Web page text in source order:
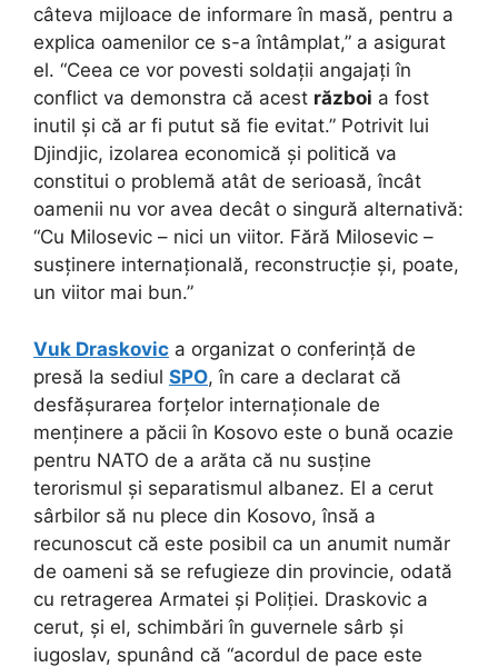
câteva mijloace de informare în masă, pentru a
explica oamenilor ce s-a întâmplat,” a asigurat
el. “Ceea ce vor povesti soldații angajați în
conflict va demonstra că acest război a fost
inutil și că ar fi putut să fie evitat.” Potrivit lui
Djindjic, izolarea economică și politică va
constitui o problemă atât de serioasă, încât
oamenii nu vor avea decât o singură alternativă:
“Cu Milosevic – nici un viitor. Fără Milosevic –
susținere internațională, reconstrucție și, poate,
un viitor mai bun.”
Vuk Draskovic a organizat o conferință de
presă la sediul SPO, în care a declarat că
desfășurarea forțelor internaționale de
menținere a păcii în Kosovo este o bună ocazie
pentru NATO de a arăta că nu susține
terorismul și separatismul albanez. El a cerut
sârbilor să nu plece din Kosovo, însă a
recunoscut că este posibil ca un anumit număr
de oameni să se refugieze din provincie, odată
cu retragerea Armatei și Poliției. Draskovic a
cerut, și el, schimbări în guvernele sârb și
iugoslav, spunând că “acordul de pace este